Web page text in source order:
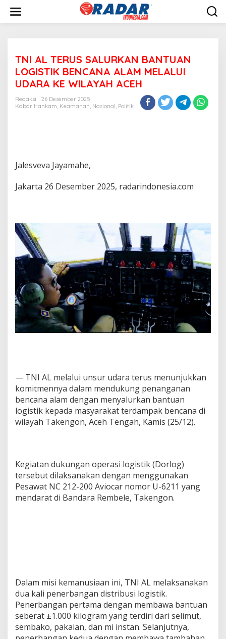
w
TNI AL TERUS SALURKAN BANTUAN
LOGISTIK BENCANA ALAM MELALUI
UDARA KE WILAYAH ACEH
Redaksi
26 Desember 2025
Kabar Hankam, Keamanan, Nasional, Politik
Jalesveva Jayamahe,
Jakarta 26 Desember 2025, radarindonesia.com
— TNI AL melalui unsur udara terus menunjukkan
komitmennya dalam mendukung penanganan
bencana alam dengan menyalurkan bantuan
logistik kepada masyarakat terdampak bencana di
wilayah Takengon, Aceh Tengah, Kamis (25/12).
Kegiatan dukungan operasi logistik (Dorlog)
tersebut dilaksanakan dengan menggunakan
Pesawat NC 212-200 Aviocar nomor U-6211 yang
mendarat di Bandara Rembele, Takengon.
Dalam misi kemanusiaan ini, TNI AL melaksanakan
dua kali penerbangan distribusi logistik.
Penerbangan pertama dengan membawa bantuan
seberat ±1.000 kilogram yang terdiri dari selimut,
sembako, pakaian, dan mi instan. Selanjutnya,